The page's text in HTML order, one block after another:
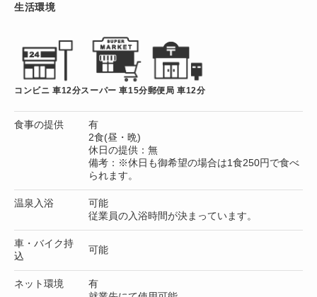
生活環境
コンビニ 車12分スーパー 車15分郵便局 車12分
食事の提供
有
2食(昼・晩)
休日の提供：無
備考：※休日も御希望の場合は1食250円で食べ
られます。
温泉入浴
可能
従業員の入浴時間が決まっています。
車・バイク持
込
可能
ネット環境
有